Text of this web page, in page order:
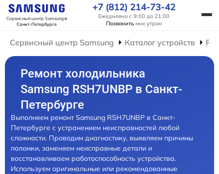
Сервисный центр Samsungв
Санкт-Петербурге
+7 (812) 214-73-42
Ежедневно с 9:00 до 21:00
Позвонить мне утром
Сервисный центр Samsung Каталог устройств
Ремонт холодильника
Samsung RSH7UNBP в Санкт-
Петербурге
Выполняем ремонт Samsung RSH7UNBP в Санкт-
Петербурге с устранением неисправностей любой
сложности. Проводим диагностику, выявляем причины
поломки, заменяем неисправные детали и
восстанавливаем работоспособность устройства.
Используем оригинальные или рекомендованные